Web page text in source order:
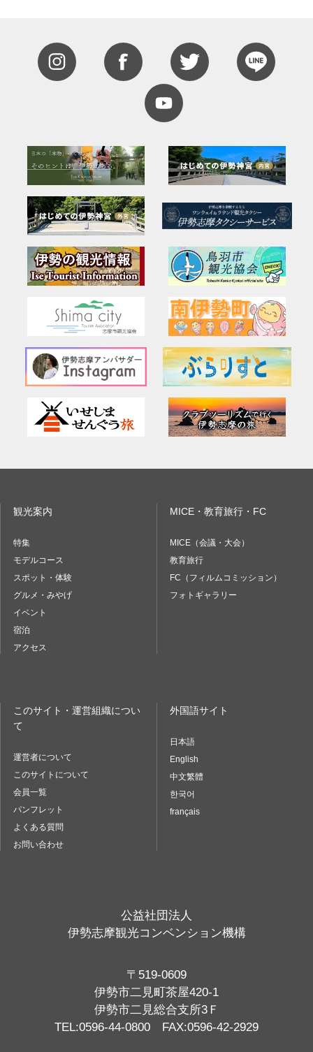
観光案内
特集
モデルコース
スポット・体験
グルメ・みやげ
イベント
宿泊
アクセス
MICE・教育旅行・FC
MICE（会議・大会）
教育旅行
FC（フィルムコミッション）
フォトギャラリー
このサイト・運営組織につい
て
運営者について
このサイトについて
会員一覧
パンフレット
よくある質問
お問い合わせ
外国語サイト
日本語
English
中文繁體
한국어
français
公益社団法人
伊勢志摩観光コンベンション機構
〒519-0609
伊勢市二見町茶屋420-1
伊勢市二見総合支所3Ｆ
TEL:0596-44-0800 FAX:0596-42-2929